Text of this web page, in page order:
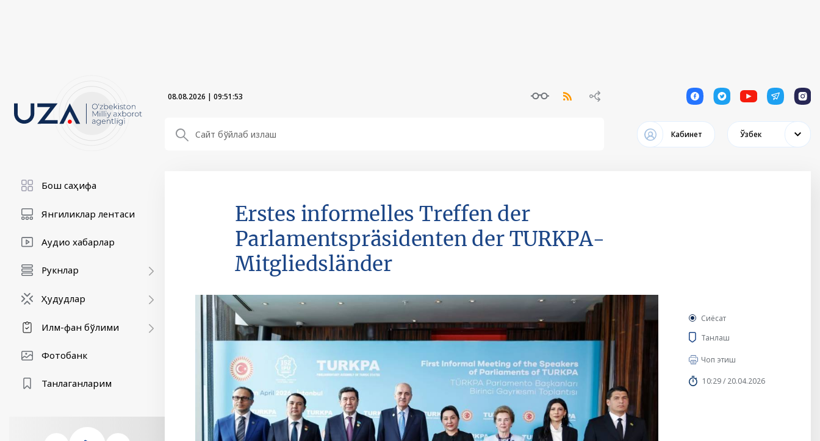
08.08.2026 | 09:51:54 1 1 1 1 1
Кабинет Ўзбек
Бош саҳифа
Янгиликлар лентаси
Аудио хабарлар
Рукнлар
Ҳудудлар
Илм-фан бўлими
Фотобанк
Танлаганларим
Erstes informelles Treffen der
Parlamentspräsidenten der TURKPA-
Mitgliedsländer
Сиёсат
Танлаш
Чоп этиш
10:29 / 20.04.2026